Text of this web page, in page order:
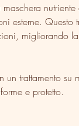
nutriente
esterne. Questo
migliorando
trattamento su
e protetto.